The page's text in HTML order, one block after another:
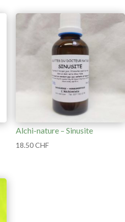
Alchi-nature – Sinusite
18.50CHF